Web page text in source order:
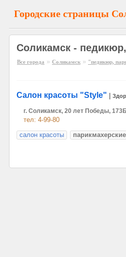
Городские страницы
Соликамск -
Все города » Соликамск » "педикюр,
Салон красоты "Style"
г. Соликамск, 20 лет Победы,
тел: 4-99-80
салон красоты